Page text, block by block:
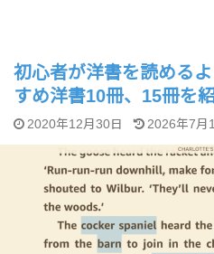
初心者が洋書を読める
すめ洋書10冊、15冊を紹
2020年12月30日 2026年7月